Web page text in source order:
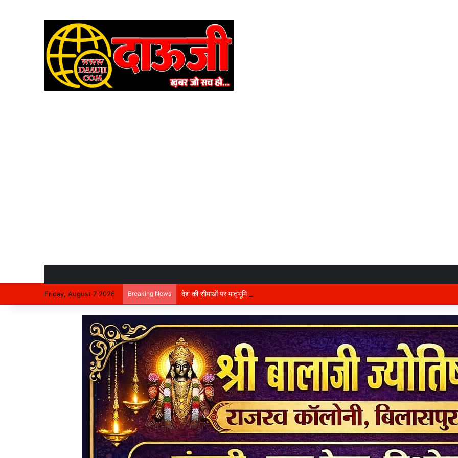
Friday, August 7 2026 Breaking News देश की सीमाओं पर मातृभूमि की रक्षा में तैनात वीर फौजी भाइयों हेतु “सिपाही रक्षा सूत्र संग्रहण” कार्यक्रम हुआ